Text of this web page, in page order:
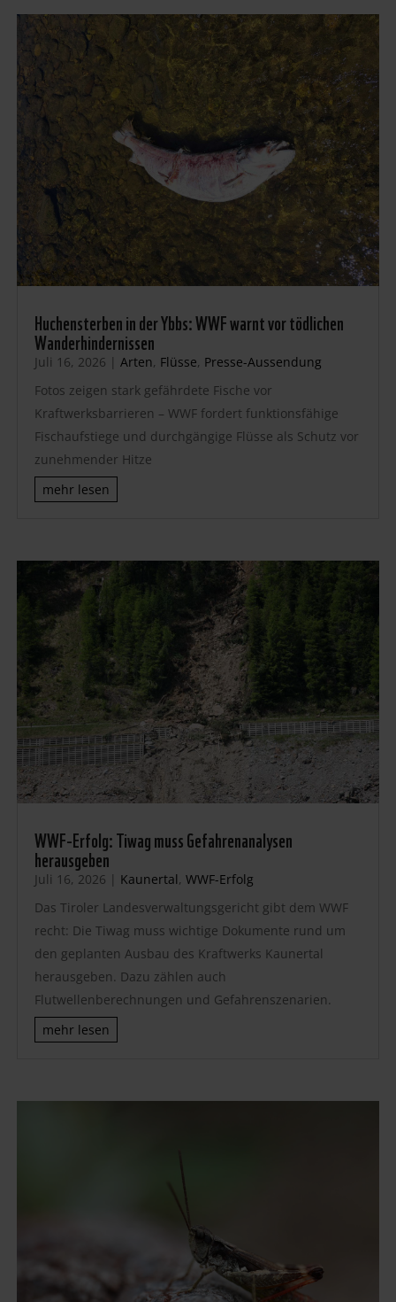
Huchensterben in der Ybbs: WWF warnt vor tödlichen
Wanderhindernissen
Juli 16, 2026 | Arten, Flüsse, Presse-Aussendung
Fotos zeigen stark gefährdete Fische vor
Kraftwerksbarrieren – WWF fordert funktionsfähige
Fischaufstiege und durchgängige Flüsse als Schutz vor
zunehmender Hitze
mehr lesen
WWF-Erfolg: Tiwag muss Gefahrenanalysen
herausgeben
Juli 16, 2026 | Kaunertal, WWF-Erfolg
Das Tiroler Landesverwaltungsgericht gibt dem WWF
recht: Die Tiwag muss wichtige Dokumente rund um
den geplanten Ausbau des Kraftwerks Kaunertal
herausgeben. Dazu zählen auch
Flutwellenberechnungen und Gefahrenszenarien.
mehr lesen